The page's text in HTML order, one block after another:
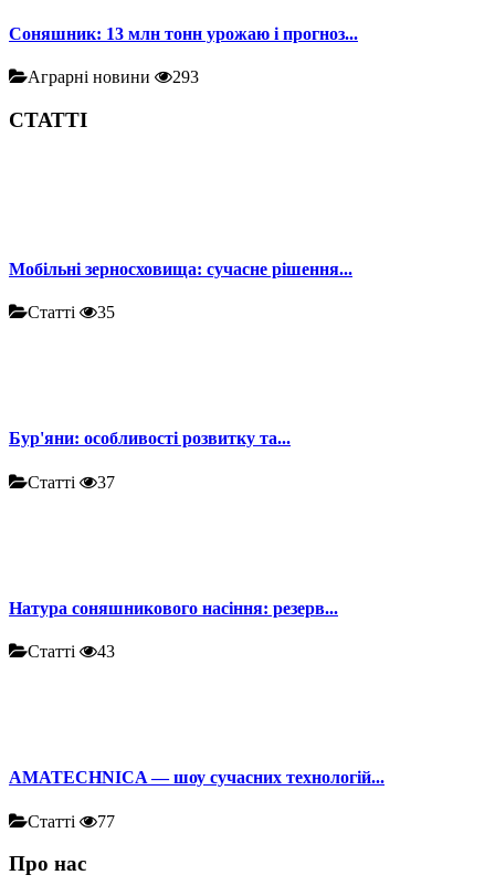
Соняшник: 13 млн тонн урожаю і прогноз...
Аграрні новини 293
СТАТТІ
Мобільні зерносховища: сучасне рішення...
Статті 35
Бур'яни: особливості розвитку та...
Статті 37
Натура соняшникового насіння: резерв...
Статті 43
AMATECHNICA — шоу сучасних технологій...
Статті 77
Про нас